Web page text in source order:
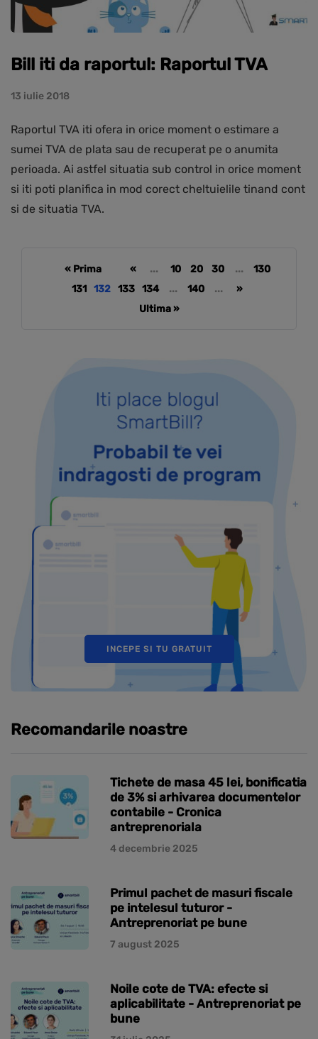
Bill iti da raportul: Raportul TVA
13 iulie 2018
Raportul TVA iti ofera in orice moment o estimare a
sumei TVA de plata sau de recuperat pe o anumita
perioada. Ai astfel situatia sub control in orice moment
si iti poti planifica in mod corect cheltuielile tinand cont
si de situatia TVA.
« Prima « ... 10 20 30 ...
130
131
132 133 134 ... 140 ...
»
Ultima »
INCEPE SI TU GRATUIT
Recomandarile noastre
Tichete de masa 45 lei, bonificatia
de 3% si arhivarea documentelor
contabile - Cronica
antreprenoriala
4 decembrie 2025
Primul pachet de masuri fiscale
pe intelesul tuturor -
Antreprenoriat pe bune
7 august 2025
Noile cote de TVA: efecte si
aplicabilitate - Antreprenoriat pe
bune